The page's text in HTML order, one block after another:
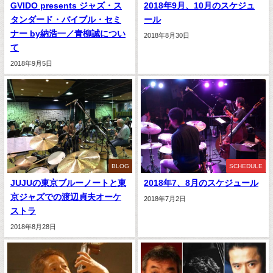
GVIDO presents ジャズ・ス
タンダード・バイブル・セミ
ナー by納浩一／青柳誠につい
て
2018年9月5日
2018年9月、10月のスケジュ
ール
2018年8月30日
BLOG
JUJUの東京ブルーノートと東
京ジャズでの渡辺貞夫オーケ
ストラ
2018年8月28日
SCHEDULE
2018年7、8月のスケジュール
2018年7月2日